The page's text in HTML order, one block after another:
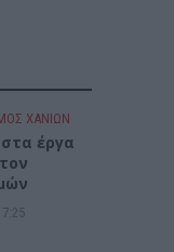
ΧΑΝΊΩΝ
έργα